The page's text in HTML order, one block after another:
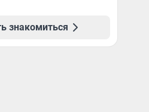
знакомиться